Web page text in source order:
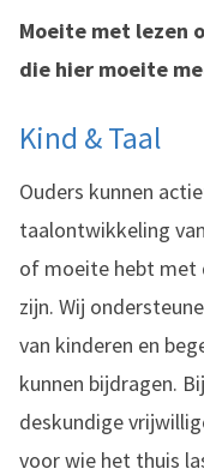
Moeite met lezen
die hier moeite
Kind & Taal
Ouders kunnen
taalontwikkeling
of moeite hebt met
zijn. Wij
van kinderen en
kunnen bijdragen.
deskundige
voor wie het thuis